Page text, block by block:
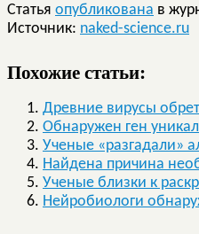
Статья опубликована в
Источник: naked-science.ru
Похожие статьи:
Древние вирусы
Обнаружен ген
Ученые «разгадали»
Найдена причина
Ученые близки к
Нейробиологи